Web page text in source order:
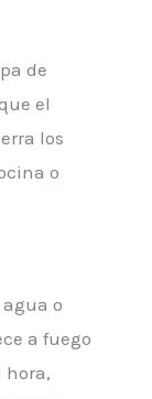
de
el
los
o
o
a fuego
hora,